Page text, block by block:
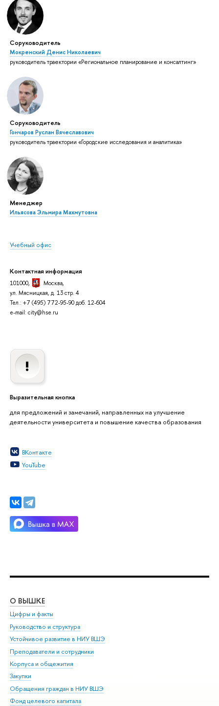
Соруководитель
Мокренский Денис Николаевич
руководитель траектории «Региональное планирование и консалтинг»
Соруководитель
Гончаров Руслан Вячеславович
руководитель траектории «Городские исследования и аналитика»
Менеджер
Ильясова Эльмира Махмутовна
Учебный офис
Контактная информация
101000, Москва,
ул. Мясницкая, д. 13 стр. 4
Тел.: +7 (495) 772-95-90 доб. 12-604
e-mail: city@hse.ru
ыразительная кнопка
для предложений и замечаний, направленных на улучшение
деятельности университета и повышение качества образования
Контакте
YouTube
О ВЫШКЕ
Цифры и факты
Руководство и структура
Устойчивое развитие в НИУ ВШЭ
Преподаватели и сотрудники
Корпуса и общежития
Закупки
Обращения граждан в НИУ ВШЭ
Фонд целевого капитала